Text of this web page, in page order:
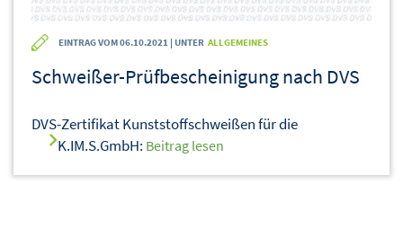
EINTRAG VOM 06.10.2021 | UNTER ALLGEMEINES
Schweißer-Prüfbescheinigung nach DVS
DVS-Zertifikat Kunststoffschweißen für die
K.IM.S.GmbH: Beitrag lesen